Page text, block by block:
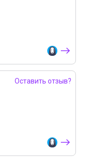
Оставить отзыв?